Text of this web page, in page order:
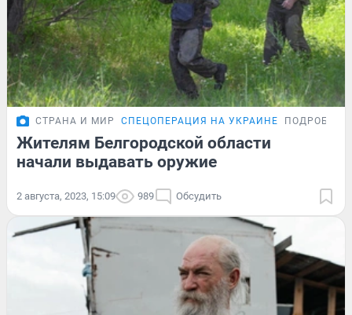
СТРАНА И МИР СПЕЦОПЕРАЦИЯ НА УКРАИНЕ
Жителям Белгородской области
начали выдавать оружие
2 августа, 2023, 15:09 989 Обсудить